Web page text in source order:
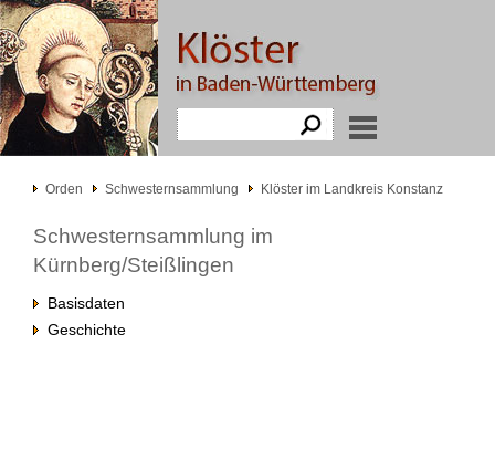
Orden Schwesternsammlung Klöster im Landkreis Konstanz
Schwesternsammlung im
Kürnberg/Steißlingen
Basisdaten
Geschichte